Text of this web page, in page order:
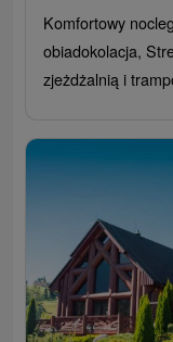
Komfortowy
obiadokolacja,
zjeżdżalnią i